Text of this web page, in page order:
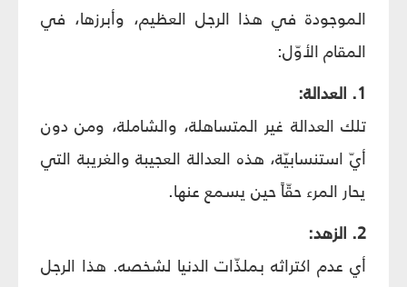
الموجودة في هذا الرجل العظيم، وأبرزها، في
المقام الأوّل:
1. العدالة:
تلك العدالة غير المتساهلة، والشاملة، ومن دون
أيّ استنسابيّة، هذه العدالة العجيبة والغريبة التي
يحار المرء حقّاً حين يسمع عنها.
2. الزهد:
أي عدم اكتراثه بملذّات الدنيا لشخصه. هذا الرجل